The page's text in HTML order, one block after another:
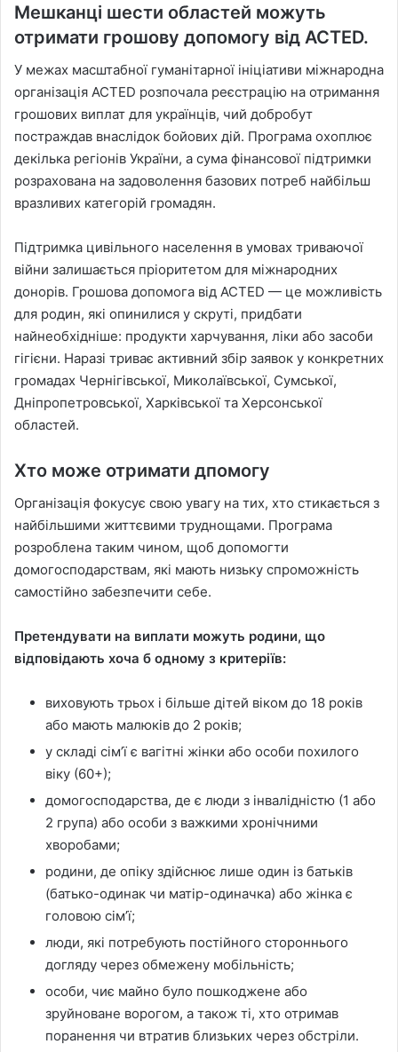
Мешканці шести областей можуть
отримати грошову допомогу від ACTED.
У межах масштабної гуманітарної ініціативи міжнародна
організація ACTED розпочала реєстрацію на отримання
грошових виплат для українців, чий добробут
постраждав внаслідок бойових дій. Програма охоплює
декілька регіонів України, а сума фінансової підтримки
розрахована на задоволення базових потреб найбільш
вразливих категорій громадян.
Підтримка цивільного населення в умовах триваючої
війни залишається пріоритетом для міжнародних
донорів. Грошова допомога від ACTED — це можливість
для родин, які опинилися у скруті, придбати
найнеобхідніше: продукти харчування, ліки або засоби
гігієни. Наразі триває активний збір заявок у конкретних
громадах Чернігівської, Миколаївської, Сумської,
Дніпропетровської, Харківської та Херсонської
областей.
Хто може отримати дпомогу
Організація фокусує свою увагу на тих, хто стикається з
найбільшими життєвими труднощами. Програма
розроблена таким чином, щоб допомогти
домогосподарствам, які мають низьку спроможність
самостійно забезпечити себе.
Претендувати на виплати можуть родини, що
відповідають хоча б одному з критеріїв:
виховують трьох і більше дітей віком до 18 років
або мають малюків до 2 років;
у складі сім’ї є вагітні жінки або особи похилого
віку (60+);
домогосподарства, де є люди з інвалідністю (1 або
2 група) або особи з важкими хронічними
хворобами;
родини, де опіку здійснює лише один із батьків
(батько-одинак чи матір-одиначка) або жінка є
головою сім’ї;
люди, які потребують постійного стороннього
догляду через обмежену мобільність;
особи, чиє майно було пошкоджене або
зруйноване ворогом, а також ті, хто отримав
поранення чи втратив близьких через обстріли.